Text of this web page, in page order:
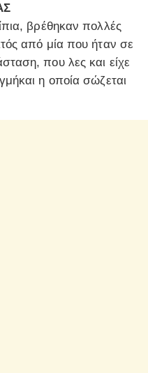
βρέθηκαν πολλές
από μία που ήταν σε
που λες και είχε
η οποία σώζεται